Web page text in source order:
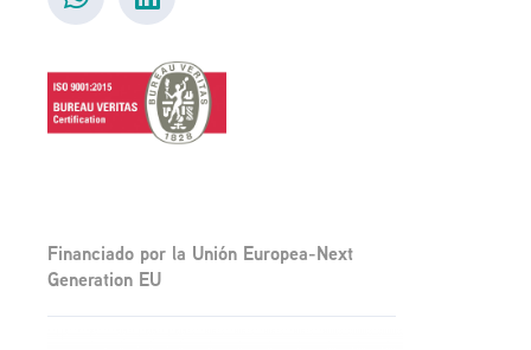
Financiado por la Unión Europea-Next
Generation EU